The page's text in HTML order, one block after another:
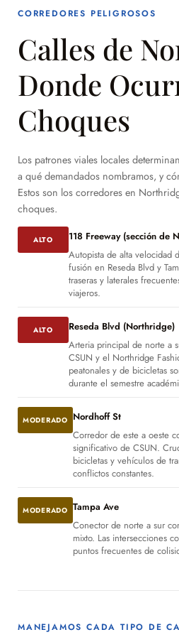
CORREDORES PELIGROSOS
Calles de
Donde
Choques
Los patrones viales locales
a qué demandados nombramos, y
Estos son los corredores en
choques.
ALTO
118 Freeway (sección de
Autopista de alta velocidad
fusión en Reseda Blvd y
traseras y laterales
viajeros.
ALTO
Reseda Blvd (Northridge)
Arteria principal de norte a
CSUN y el Northridge
peatonales y de bicicletas
durante el semestre
MODERADO Nordhoff St
Corredor de este a oeste
significativo de CSUN.
bicicletas y vehículos de
conflictos constantes.
MODERADO Tampa Ave
Conector de norte a sur
mixto. Las intersecciones
puntos frecuentes de
MANEJAMOS CADA TIPO DE